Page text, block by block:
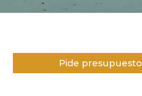
Pide presupuesto